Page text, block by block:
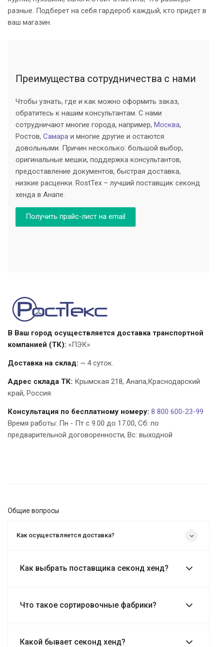
разные. Подберет на себя гардероб каждый, кто придет в
ваш магазин.
Преимущества сотрудничества с нами
Чтобы узнать, где и как можно оформить заказ,
обратитесь к нашим консультантам. С нами
сотрудничают многие города, например, Москва,
Ростов, Самара и многие другие и остаются
довольными. Причин несколько: большой выбор,
оригинальные мешки, поддержка консультантов,
предоставление документов, быстрая доставка,
низкие расценки. RostTex – лучший поставщик секонд
хенда в Анапе.
Получить прайс-лист на email
В Ваш город осуществляется доставка транспортной
компанией (ТК): «ПЭК»
Доставка на склад: ~ 4 суток.
Адрес склада ТК: Крымская 218, Анапа,Краснодарский
край, Россия.
Консультация по бесплатному номеру: 8 800 600-23-99
Время работы: Пн - Пт с 9.00 до 17.00, Cб: по
предварительной договоренности, Вс: выходной
Общие вопросы
Как осуществляется доставка?
Как выбрать поставщика секонд хенд?
Что такое сортировочные фабрики?
Какой бывает секонд хенд?